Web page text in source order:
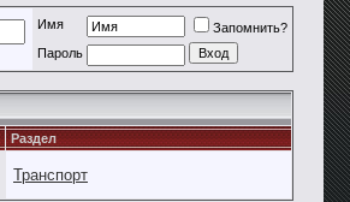
Имя
Запомнить?
Пароль
Раздел
Транспорт